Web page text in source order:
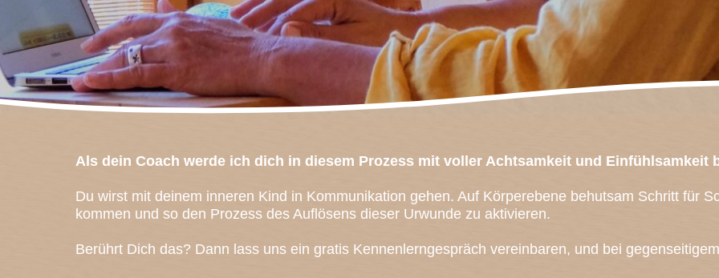
Als dein Coach werde ich dich in diesem Prozess mit voller Achtsamkeit und Einfühlsamkeit
Du wirst mit deinem inneren Kind in Kommunikation gehen. Auf Körperebene behutsam Schritt für
kommen und so den Prozess des Auflösens dieser Urwunde zu aktivieren.
Berührt Dich das? Dann lass uns ein gratis Kennenlerngespräch vereinbaren, und bei